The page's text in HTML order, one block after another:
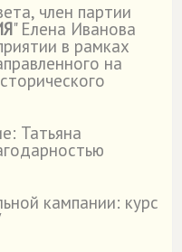
член партии
" Елена Иванова
в рамках
на
Татьяна
кампании: курс